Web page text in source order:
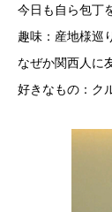
今日も自ら包丁
趣味：産地様巡
なぜか関西人に
好きなもの：ク